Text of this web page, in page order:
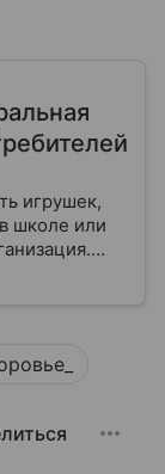
игрушек,
школе или
которая